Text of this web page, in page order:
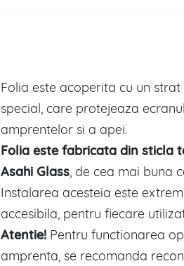
Folia este acoperita cu un
special, care protejeaza
amprentelor si a apei.
Folia este fabricata din sticla
Asahi Glass, de cea mai buna
Instalarea acesteia este
accesibila, pentru fiecare
Atentie! Pentru functionarea
amprenta, se recomanda